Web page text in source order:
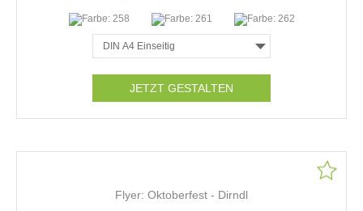
JETZT GESTALTEN
Flyer: Oktoberfest - Dirndl